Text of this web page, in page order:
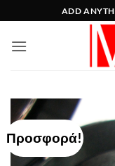
στο
περιεχόμενο
ADD
Προσφορά!